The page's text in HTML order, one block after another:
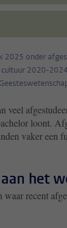
2025 onder
cultuur 2020-
veel
loont.
vaker een
het
recent